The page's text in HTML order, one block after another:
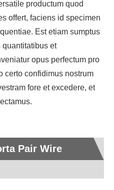
productum quod
offert, faciens id specimen
Est etiam sumptus
quantitatibus et
opus perfectum pro
certo confidimus nostrum
fore et excedere, et
Pair Wire